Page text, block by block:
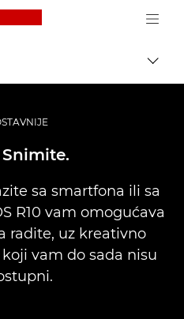
Canon Logo, back to
sa smartfona ili sa
R10 vam omogućava
radite, uz kreativno
vam do sada nisu